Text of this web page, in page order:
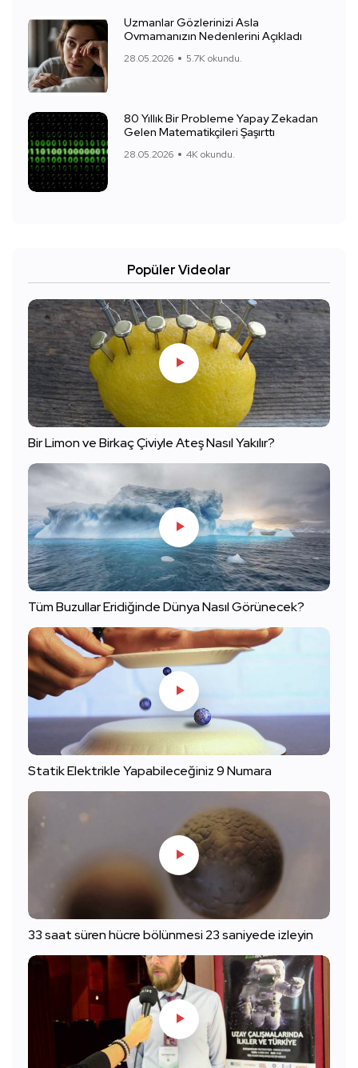
Uzmanlar Gözlerinizi Asla
Ovmamanızın Nedenlerini Açıkladı
28.05.2026 5.7K okundu.
80 Yıllık Bir Probleme Yapay Zekadan
Gelen Matematikçileri Şaşırttı
28.05.2026 4K okundu.
Popüler Videolar
Bir Limon ve Birkaç Çiviyle Ateş Nasıl Yakılır?
Tüm Buzullar Eridiğinde Dünya Nasıl Görünecek?
Statik Elektrikle Yapabileceğiniz 9 Numara
33 saat süren hücre bölünmesi 23 saniyede izleyin